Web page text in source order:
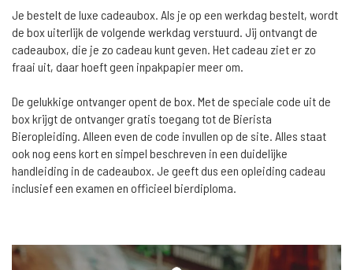
Je bestelt de luxe cadeaubox. Als je op een werkdag bestelt, wordt
de box uiterlijk de volgende werkdag verstuurd. Jij ontvangt de
cadeaubox, die je zo cadeau kunt geven. Het cadeau ziet er zo
fraai uit, daar hoeft geen inpakpapier meer om.
De gelukkige ontvanger opent de box. Met de speciale code uit de
box krijgt de ontvanger gratis toegang tot de Bierista
Bieropleiding. Alleen even de code invullen op de site. Alles staat
ook nog eens kort en simpel beschreven in een duidelijke
handleiding in de cadeaubox. Je geeft dus een opleiding cadeau
inclusief een examen en officieel bierdiploma.